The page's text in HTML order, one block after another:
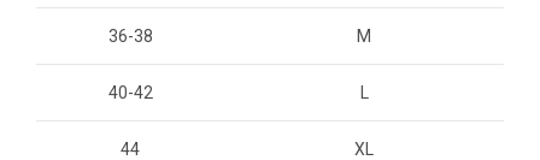
36-38 M
40-42
44 XL